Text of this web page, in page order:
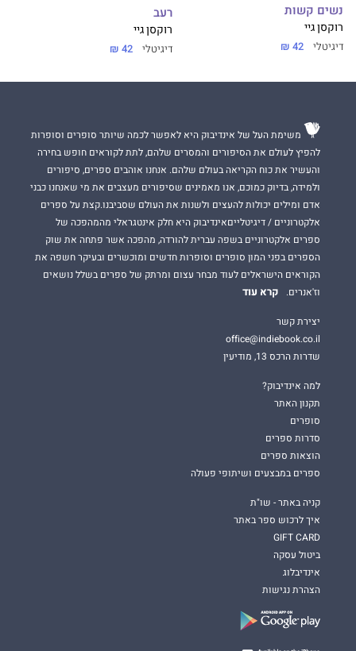
נשים קשות
רוקסן גיי
דיגיטלי 42 ₪
רעב
רוקסן גיי
דיגיטלי 42 ₪
משימת העל של אינדיבוק היא לאפשר לכמה שיותר סופרים וסופרות
להפיץ לעולם את הסיפורים והמסרים שלהם, לתת לקוראים חופש בחירה
והעשיר את כוח הקריאה בעולם שלהם. אנחנו אוהבים ספרים, סיפורים
ולמידה, בדיוק כמוכם, אנו מאמינים שסיפורים מעצבים את מי שאנחנו כבני
אדם ומילים יכולות להעצים ולשנות את העולם שסביבנו.קצת על ספרים
אלקטרוניים / דיגיטלייםאינדיבוק היא חלק אינטגראלי מהמהפכה של
ספרים אלקטרוניים בשפה עברית להורדה, מהפכה אשר פתחה את שוק
הספרים בפני המון סופרים וסופרות חדשים ומוכשרים ובעיקר חשפה את
הקוראים הישראלים לעוד מבחר עצום ומרתק של ספרים בשלל נושאים
וז'אנרים.
קרא עוד
יצירת קשר
office@indiebook.co.il
שדרות הרכס 13, מודיעין
למה אינדיבוק?
תקנון האתר
סופרים
סדרות ספרים
הוצאות ספרים
ספרים במבצעים ושיתופי פעולה
קניה באתר - שו"ת
איך לרכוש ספר באתר
GIFT CARD
ביטול עסקה
אינדיבלוג
הצהרת נגישות